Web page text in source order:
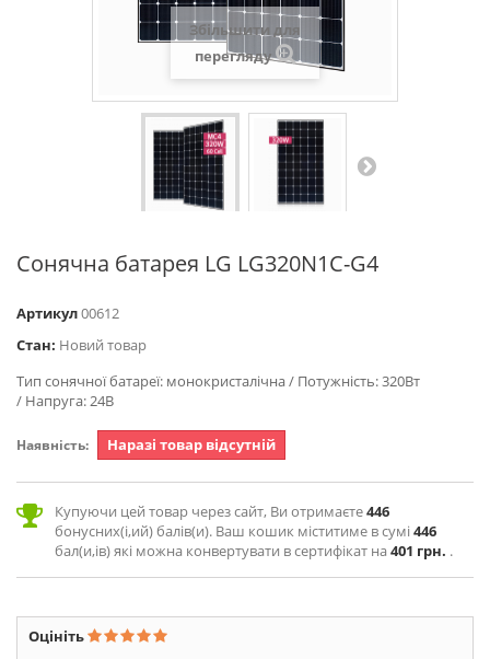
Збільшити для
перегляду
Сонячна батарея LG LG320N1C-G4
Артикул00612
Стан: Новий товар
Тип сонячної батареї: монокристалічна / Потужність: 320Вт
/ Напруга: 24В
Наявність: Наразі товар відсутній
Купуючи цей товар через сайт, Ви отримаєте446
бонусних(і,ий) балів(и). Ваш кошик міститиме в сумі446
бал(и,ів) які можна конвертувати в сертифікат на401 грн. .
Оцініть